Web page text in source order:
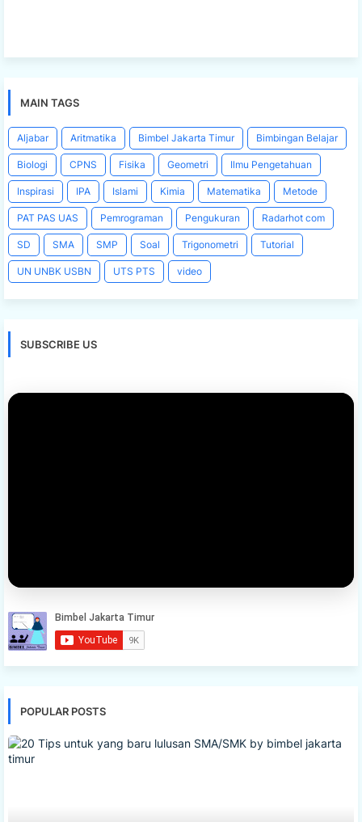
MAIN TAGS
Aljabar Aritmatika Bimbel Jakarta Timur Bimbingan Belajar
Biologi CPNS Fisika Geometri Ilmu Pengetahuan
Inspirasi IPA Islami Kimia Matematika Metode
PAT PAS UAS Pemrograman Pengukuran Radarhot com
SD SMA SMP Soal Trigonometri Tutorial
UN UNBK USBN UTS PTS video
SUBSCRIBE US
POPULAR POSTS